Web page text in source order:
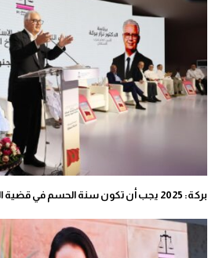
بركة: 2025 يجب أن تكون سنة الحسم في قضية الصحراء المغربية